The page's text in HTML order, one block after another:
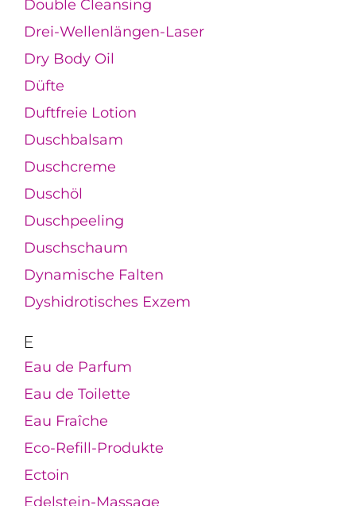
Double Cleansing
Drei-Wellenlängen-Laser
Dry Body Oil
Düfte
Duftfreie Lotion
Duschbalsam
Duschcreme
Duschöl
Duschpeeling
Duschschaum
Dynamische Falten
Dyshidrotisches Exzem
E
Eau de Parfum
Eau de Toilette
Eau Fraîche
Eco-Refill-Produkte
Ectoin
Edelstein-Massage